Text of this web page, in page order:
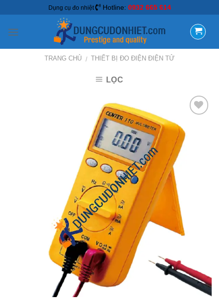
Dụng cụ đo nhiệt Hotline: 0932 665 614
TRANG CHỦ / THIẾT BỊ ĐO ĐIỆN ĐIỆN TỬ
LỌC
Wishlist